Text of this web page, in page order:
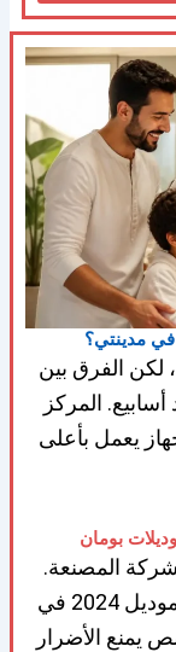
في مدينتي؟
لكن الفرق بين
المركز
يعمل بأعلى
بومان
المصنعة.
يعرف الفني الفرق بين موديل 2022 وموديل 2024 في
يمنع الأضرار